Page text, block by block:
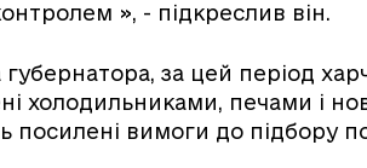
», - підкреслив він.
за цей період
холодильниками, печами і
посилені вимоги до підбору